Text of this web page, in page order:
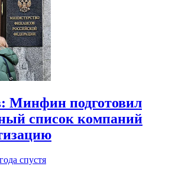
Минфин подготовил
список компаний
спустя